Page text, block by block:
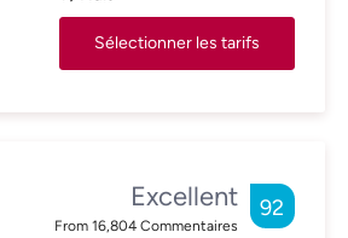
Sélectionner les tarifs
Excellent
From 16,804 Commentaires
92